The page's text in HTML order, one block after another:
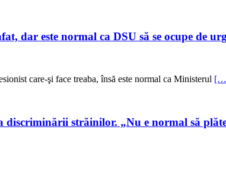
dar este normal ca DSU să se ocupe de
care-şi face treaba, însă este normal ca Ministerul
străinilor. „Nu e normal să